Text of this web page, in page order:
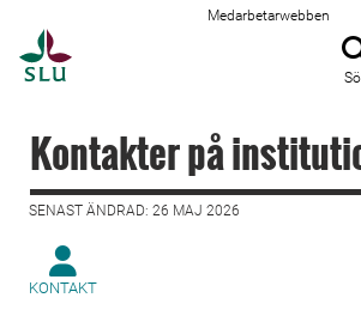
Medarbetarwebben
Kontakter på
SENAST ÄNDRAD: 26 MAJ 2026
KONTAKT